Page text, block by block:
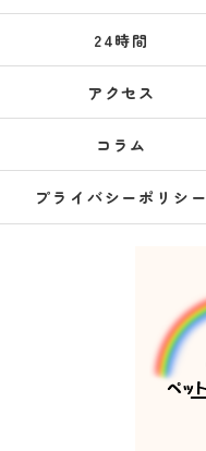
24時間
アクセス
コラム
プライバシーポリシー